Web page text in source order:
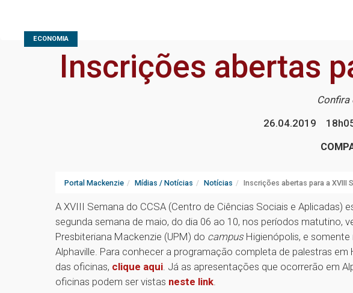
ECONOMIA
Inscrições abertas
Confira
26.04.2019
Portal Mackenzie Mídias / Notícias Notícias Inscrições abertas para a XVIII
A XVIII Semana do CCSA (Centro de Ciências Sociais e Aplicadas)
segunda semana de maio, do dia 06 ao 10, nos períodos matutino,
Presbiteriana Mackenzie (UPM) do campus Higienópolis, e
Alphaville. Para conhecer a programação completa de palestras em
das oficinas, clique aqui. Já as apresentações que ocorrerão em
oficinas podem ser vistas neste link.